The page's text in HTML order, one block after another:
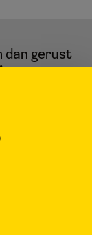
dan gerust